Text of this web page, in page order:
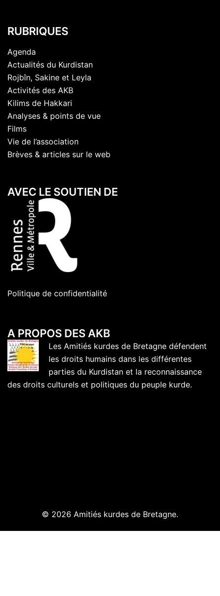
RUBRIQUES
Agenda
Actualités du Kurdistan
Rojbîn, Sakine et Leyla
Activités des AKB
Kilims de Hakkari
Analyses & points de vue
Films
Vie de l’association
Brèves & articles sur le web
AVEC LE SOUTIEN DE
Politique de confidentialité
A PROPOS DES AKB
Les Amitiés kurdes de Bretagne défendent
les droits humains dans les différentes
parties du Kurdistan et la reconnaissance
des droits culturels et politiques du peuple kurde.
© 2026 Amitiés kurdes de Bretagne.